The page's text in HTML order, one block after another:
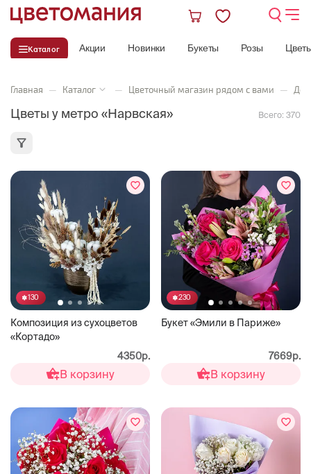
Каталог Акции Новинки Букеты Розы
Главная — Каталог — Цветочный магазин рядом с вами —
Цветы у метро «Нарвская» Всего: 370
130
Композиция из сухоцветов
«Кортадо»
4350р.
В корзину
230
Букет «Эмили в Париже»
7669р.
В корзину